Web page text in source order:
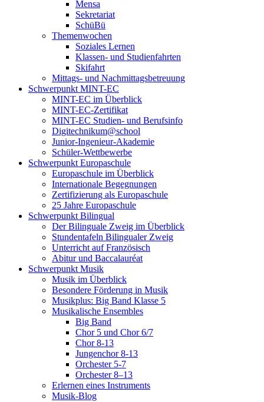
Mensa
Sekretariat
SchüBü
Themenwochen
Soziales Lernen
Klassen- und Studienfahrten
Skifahrt
Mittags- und Nachmittagsbetreuung
Schwerpunkt MINT-EC
MINT-EC im Überblick
MINT-EC-Zertifikat
MINT-EC Studien- und Berufsinfo
Digitechnikum­@school
Junior-Ingenieur-Akademie
Schüler-Wettbewerbe
Schwerpunkt Europaschule
Europaschule im Überblick
Internationale Begegnungen
Zertifizierung als Europaschule
25 Jahre Europaschule
Schwerpunkt Bilingual
Der Bilinguale Zweig im Überblick
Stundentafeln Bilingualer Zweig
Unterricht auf Französisch
Abitur und Baccalauréat
Schwerpunkt Musik
Musik im Überblick
Besondere Förderung in Musik
Musikplus: Big Band Klasse 5
Musikalische Ensembles
Big Band
Chor 5 und Chor 6/7
Chor 8-13
Jungenchor 8-13
Orchester 5-7
Orchester 8–13
Erlernen eines Instruments
Musik-Blog